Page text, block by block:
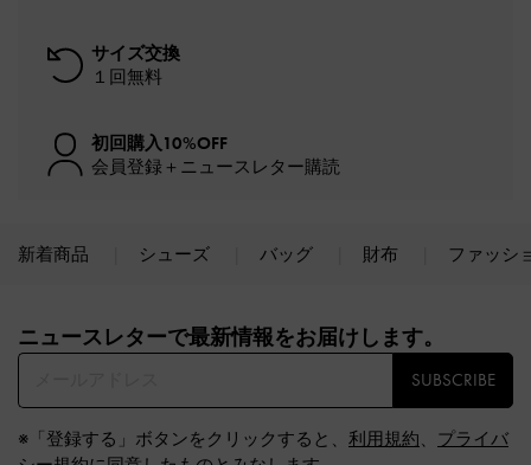
サイズ交換
１回無料
初回購入10%OFF
会員登録＋ニュースレター購読
新着商品 シューズ バッグ 財布 ファッシ
ニュースレターで最新情報をお届けします。​
SUBSCRIBE
※「登録する」ボタンをクリックすると、 利用規約、 プライバ